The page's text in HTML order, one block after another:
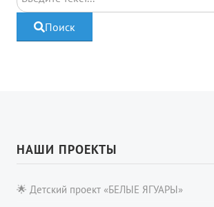
Поиск
НАШИ ПРОЕКТЫ
🌟 Детский проект «БЕЛЫЕ ЯГУАРЫ»